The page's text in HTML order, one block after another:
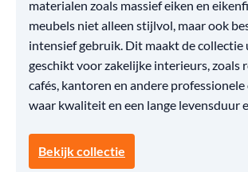
materialen zoals massief eiken en
meubels niet alleen stijlvol, maar ook
intensief gebruik. Dit maakt de
geschikt voor zakelijke interieurs, zoals
cafés, kantoren en andere
waar kwaliteit en een lange levensduur
Bekijk collectie